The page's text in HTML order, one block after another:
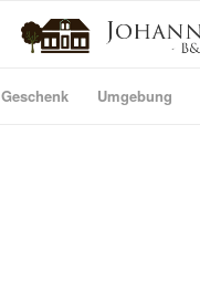
Geschenk Umgebung